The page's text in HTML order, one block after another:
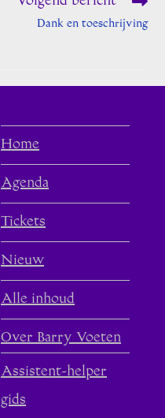
Dank en toeschrijving
Home
Agenda
Tickets
Nieuw
Alle inhoud
Over Barry Voeten
Assistent-helper
gids